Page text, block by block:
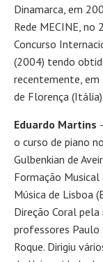
Dinamarca, em
Rede MECINE, no
Concurso
(2004) tendo
recentemente, em
de Florença
Eduardo Martins
o curso de piano
Gulbenkian de
Formação Musical
Música de Lisboa
Direção Coral
professores Paulo
Roque. Dirigiu